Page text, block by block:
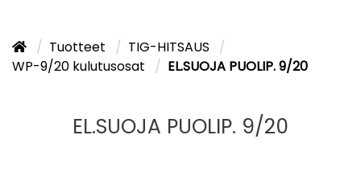
Tuotteet
TIG-HITSAUS
WP-9/20 kulutusosat
EL.SUOJA PUOLIP. 9/20
EL.SUOJA PUOLIP. 9/20